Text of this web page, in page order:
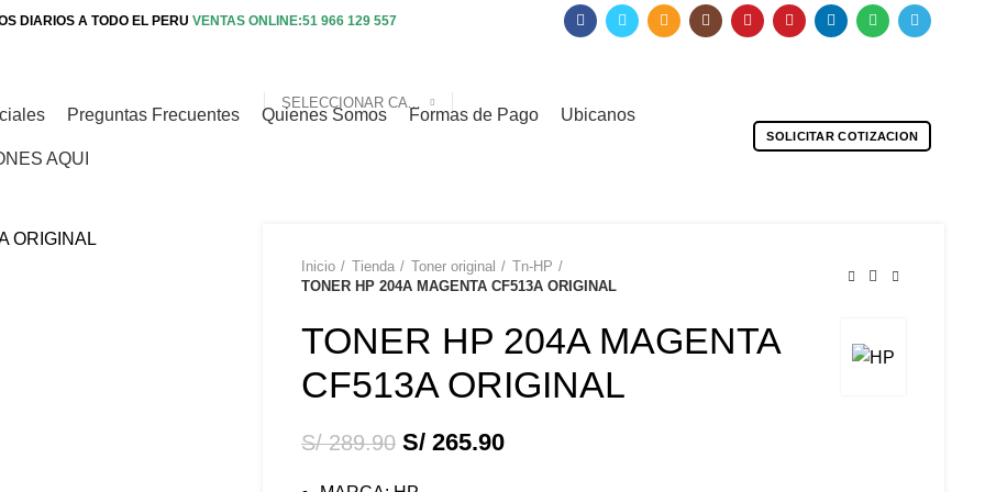
DIARIOS A TODO EL PERU VENTAS ONLINE:51 966 129 557
SELECCIONAR CATEGORIA
Preguntas Frecuentes Quienes Somos Formas de Pago Ubicanos
AQUI
SOLICITAR COTIZACION
Inicio Tienda Toner original
Tn-HP
TONER HP 204A MAGENTA CF513A ORIGINAL
TONER HP 204A MAGENTA
CF513A ORIGINAL
S/289.90 S/ 265.90